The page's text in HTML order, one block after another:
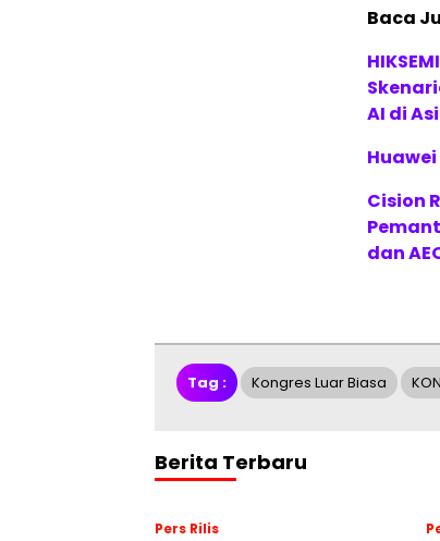
Baca
AI di
Huawei
Cision
dan
Tag : Kongres Luar Biasa
Berita Terbaru
Pers Rilis